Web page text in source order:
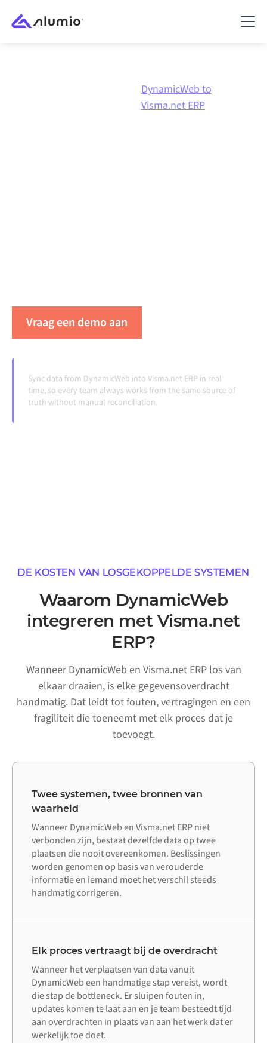
DynamicWeb to
Visma.net ERP
Vraag een demo aan
Sync data from DynamicWeb into Visma.net ERP in real
time, so every team always works from the same source of
truth without manual reconciliation.
DE KOSTEN VAN LOSGEKOPPELDE SYSTEMEN
Waarom DynamicWeb
integreren met Visma.net
ERP?
Wanneer DynamicWeb en Visma.net ERP los van
elkaar draaien, is elke gegevensoverdracht
handmatig. Dat leidt tot fouten, vertragingen en een
fragiliteit die toeneemt met elk proces dat je
toevoegt.
Twee systemen, twee bronnen van
waarheid
Wanneer DynamicWeb en Visma.net ERP niet
verbonden zijn, bestaat dezelfde data op twee
plaatsen die nooit overeenkomen. Beslissingen
worden genomen op basis van verouderde
informatie en iemand moet het verschil steeds
handmatig corrigeren.
Elk proces vertraagt bij de overdracht
Wanneer het verplaatsen van data vanuit
DynamicWeb een handmatige stap vereist, wordt
die stap de bottleneck. Er sluipen fouten in,
updates komen te laat aan en je team besteedt tijd
aan overdrachten in plaats van aan het werk dat er
werkelijk toe doet.